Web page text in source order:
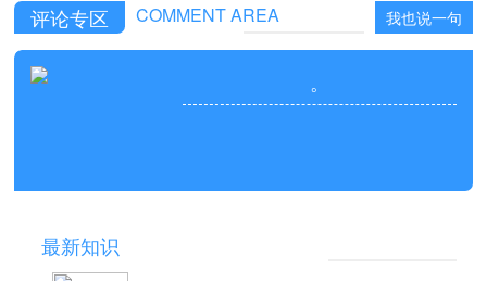
评论专区 COMMENT AREA 我也说一句
。
最新知识